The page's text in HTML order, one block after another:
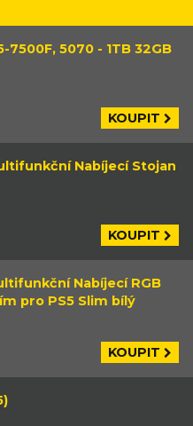
7500F, 5070 - 1TB 32GB
KOUPIT
Nabíjecí Stojan
KOUPIT
Nabíjecí RGB
pro PS5 Slim bílý
KOUPIT